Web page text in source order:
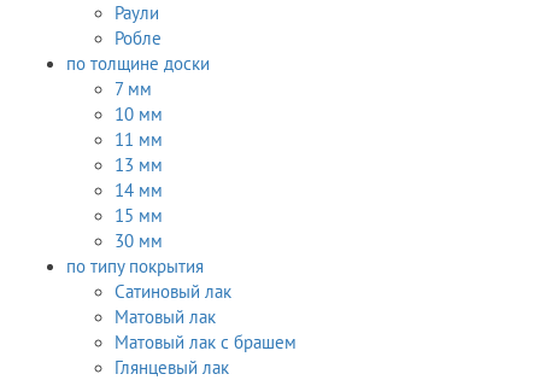
Раули
Робле
по толщине доски
7 мм
10 мм
11 мм
13 мм
14 мм
15 мм
30 мм
по типу покрытия
Сатиновый лак
Матовый лак
Матовый лак с брашем
Глянцевый лак